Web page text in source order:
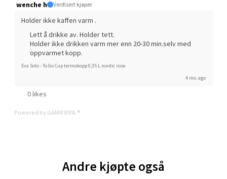
wenche h Verifisert kjøper
Holder ikke kaffen varm .
Lett å drikke av. Holder tett.
Holder ikke drikken varm mer enn 20-30 min.selv med
oppvarmet kopp.
Eva Solo - To Go Cup termokopp 0,35 L nordic rose
4 mo. ago
0 likes
Powered by GAMIFIERA.®
Andre kjøpte også
Trondheim - Sirkus Shopping
Falkenborgveien 5, 7044 Trondheim
Åpent i dag 09-21
Ski Storsenter, Jernbanesvingen 6, 1400 Ski
Åpent i dag 10-21